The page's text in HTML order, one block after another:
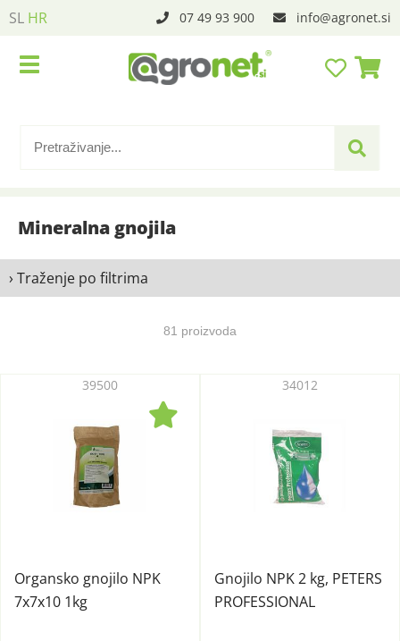
SL HR 07 49 93 900 info agronet.si
Mineralna gnojila
› Traženje po filtrima
81 proizvoda
Organsko gnojilo NPK
7x7x10 1kg
39500
Gnojilo NPK 2 kg, PETERS
PROFESSIONAL
34012